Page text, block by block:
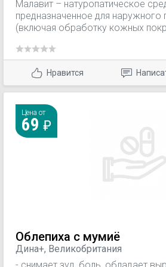
Малавит – натуропатическое
предназначенное для наружного
(включая обработку кожных
дезодорирующее,
противоотечное действие,
инфекционных заболеваниях,
и анаэробными бактериями. При
резистентности микроорганизмов.
Нравится
Цена от
69
Облепиха с мумиё
Дина+, Великобритания